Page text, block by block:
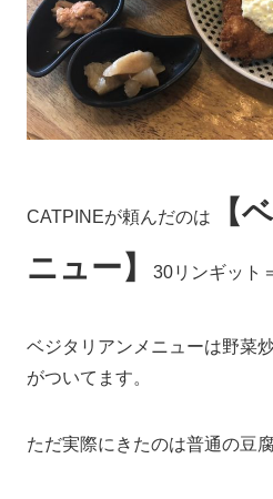
CATPINEが頼んだのは
【
ニュー】
30リンギット
ベジタリアンメニューは野菜
がついてます。
ただ実際にきたのは普通の豆